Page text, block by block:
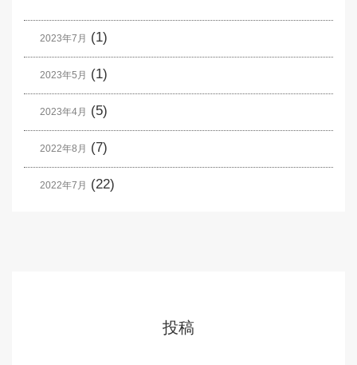
2023年7月 (1)
2023年5月 (1)
2023年4月 (5)
2022年8月 (7)
2022年7月 (22)
投稿